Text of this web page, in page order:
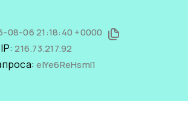
08-06 21:18:40 +0000
216.73.217.92
eIYe6ReHsmI1